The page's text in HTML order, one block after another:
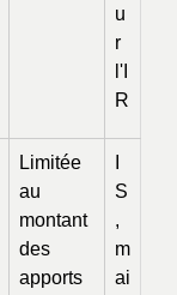
u
r
l'I
R
Limitée
au
montant
des
apports
S
,
m
ai